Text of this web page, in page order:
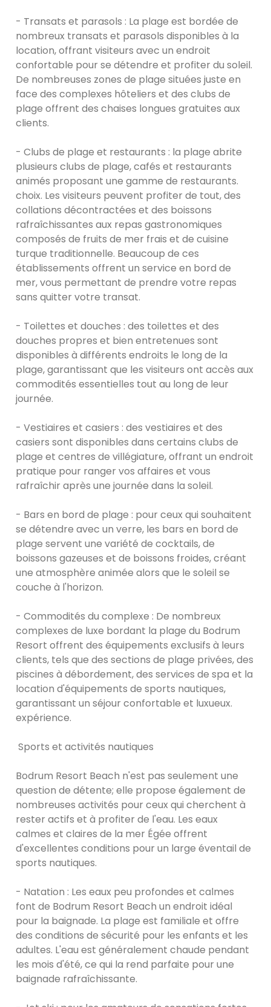
- Transats et parasols : La plage est bordée de
nombreux transats et parasols disponibles à la
location, offrant visiteurs avec un endroit
confortable pour se détendre et profiter du soleil.
De nombreuses zones de plage situées juste en
face des complexes hôteliers et des clubs de
plage offrent des chaises longues gratuites aux
clients.
- Clubs de plage et restaurants : la plage abrite
plusieurs clubs de plage, cafés et restaurants
animés proposant une gamme de restaurants.
choix. Les visiteurs peuvent profiter de tout, des
collations décontractées et des boissons
rafraîchissantes aux repas gastronomiques
composés de fruits de mer frais et de cuisine
turque traditionnelle. Beaucoup de ces
établissements offrent un service en bord de
mer, vous permettant de prendre votre repas
sans quitter votre transat.
- Toilettes et douches : des toilettes et des
douches propres et bien entretenues sont
disponibles à différents endroits le long de la
plage, garantissant que les visiteurs ont accès aux
commodités essentielles tout au long de leur
journée.
- Vestiaires et casiers : des vestiaires et des
casiers sont disponibles dans certains clubs de
plage et centres de villégiature, offrant un endroit
pratique pour ranger vos affaires et vous
rafraîchir après une journée dans la soleil.
- Bars en bord de plage : pour ceux qui souhaitent
se détendre avec un verre, les bars en bord de
plage servent une variété de cocktails, de
boissons gazeuses et de boissons froides, créant
une atmosphère animée alors que le soleil se
couche à l'horizon.
- Commodités du complexe : De nombreux
complexes de luxe bordant la plage du Bodrum
Resort offrent des équipements exclusifs à leurs
clients, tels que des sections de plage privées, des
piscines à débordement, des services de spa et la
location d'équipements de sports nautiques,
garantissant un séjour confortable et luxueux.
expérience.
Sports et activités nautiques
Bodrum Resort Beach n'est pas seulement une
question de détente; elle propose également de
nombreuses activités pour ceux qui cherchent à
rester actifs et à profiter de l'eau. Les eaux
calmes et claires de la mer Égée offrent
d'excellentes conditions pour un large éventail de
sports nautiques.
- Natation : Les eaux peu profondes et calmes
font de Bodrum Resort Beach un endroit idéal
pour la baignade. La plage est familiale et offre
des conditions de sécurité pour les enfants et les
adultes. L'eau est généralement chaude pendant
les mois d'été, ce qui la rend parfaite pour une
baignade rafraîchissante.